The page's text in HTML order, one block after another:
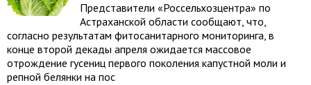
Представители «Россельхозцентра» по
Астраханской области сообщают, что,
согласно результатам фитосанитарного мониторинга, в
конце второй декады апреля ожидается массовое
отрождение гусениц первого поколения капустной моли и
репной белянки на пос